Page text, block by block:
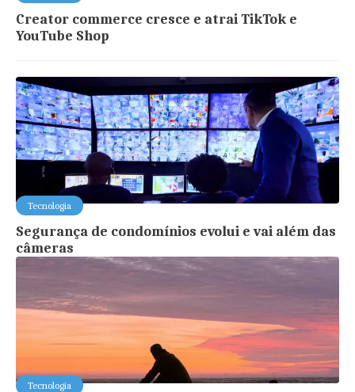
Creator commerce cresce e atrai TikTok e
YouTube Shop
Tecnologia
Segurança de condomínios evolui e vai além das
câmeras
Tecnologia